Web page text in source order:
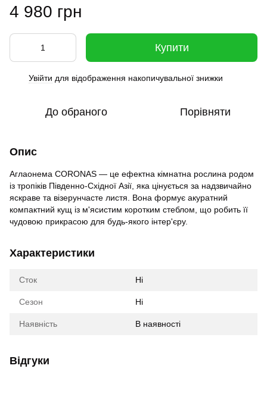
4 980 грн
Купити
Увійти для відображення накопичувальної знижки
До обраного Порівняти
Опис
Аглаонема CORONAS — це ефектна кімнатна рослина родом
із тропіків Південно-Східної Азії, яка цінується за надзвичайно
яскраве та візерунчасте листя. Вона формує акуратний
компактний кущ із м'ясистим коротким стеблом, що робить її
чудовою прикрасою для будь-якого інтер'єру.
Характеристики
Сток Ні
Сезон Ні
Наявність В наявності
Відгуки